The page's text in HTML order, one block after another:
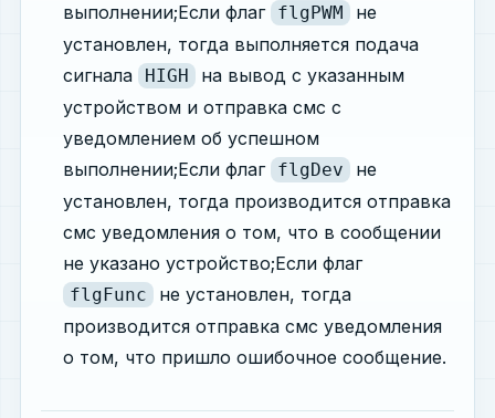
выполнении;Если флаг flgPWM
не
установлен, тогда выполняется подача
сигнала
HIGH
на вывод с указанным
устройством и отправка смс с
уведомлением об успешном
выполнении;Если флаг flgDev
не
установлен, тогда производится отправка
смс уведомления о том, что в сообщении
не указано устройство;Если флаг
flgFunc
не установлен, тогда
производится отправка смс уведомления
о том, что пришло ошибочное сообщение.